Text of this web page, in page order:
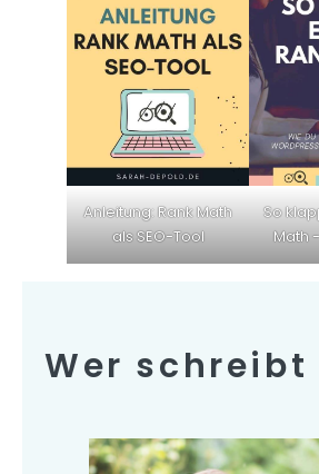
Anleitung: Rank Math
als SEO-Tool
So
Math
Wer schreibt